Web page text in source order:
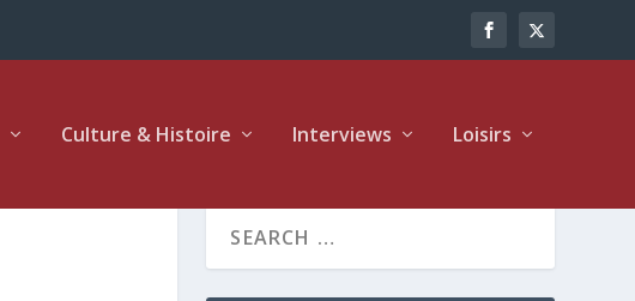
Culture & Histoire Interviews Loisirs